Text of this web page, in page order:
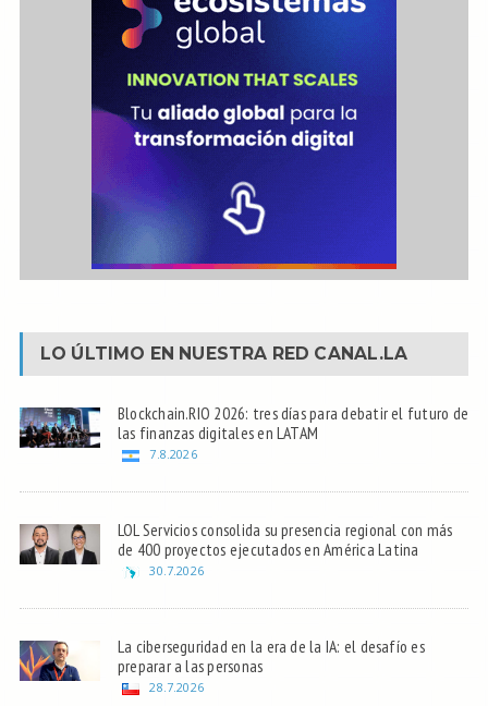
LO ÚLTIMO EN NUESTRA RED CANAL.LA
Blockchain.RIO 2026: tres días para debatir el futuro de
las finanzas digitales en LATAM
7.8.2026
LOL Servicios consolida su presencia regional con más
de 400 proyectos ejecutados en América Latina
30.7.2026
La ciberseguridad en la era de la IA: el desafío es
preparar a las personas
28.7.2026